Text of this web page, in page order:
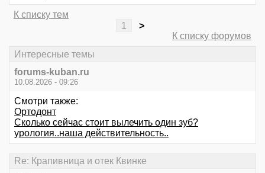
К списку тем
1
>
К списку форумов
Интересные темы
forums-kuban.ru
10.08.2026 - 09:26
Смотри также:
Ортодонт
Сколько сейчас стоит вылечить один зуб?
урология..наша действительность..
Re: Крапивница и отек Квинке